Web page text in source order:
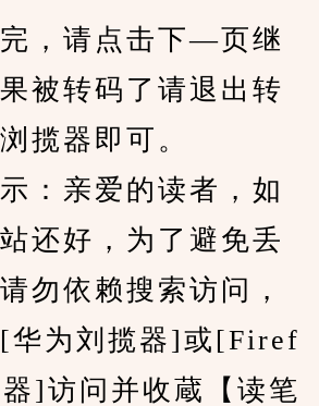
请点击下—页继
被转码了请退出转
揽器即可。
亲爱的读者，如
还好，为了避免丢
勿依赖搜索访问，
华为刘揽器]或[Firef
]访问并收蔵【读笔